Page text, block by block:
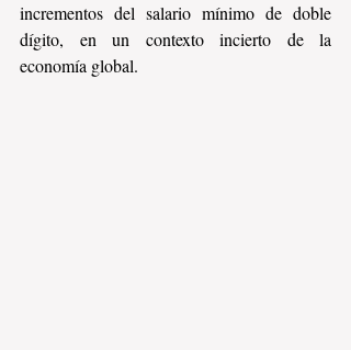
incrementos del salario mínimo de doble
dígito, en un contexto incierto de la
economía global.